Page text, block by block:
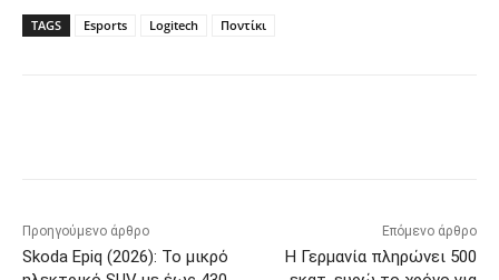
TAGS Esports Logitech Ποντίκι
Προηγούμενο άρθρο
Skoda Epiq (2026): Το μικρό
Επόμενο άρθρο
Η Γερμανία πληρώνει 500